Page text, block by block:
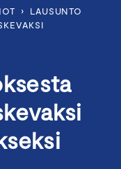
›
LAUSUNTO